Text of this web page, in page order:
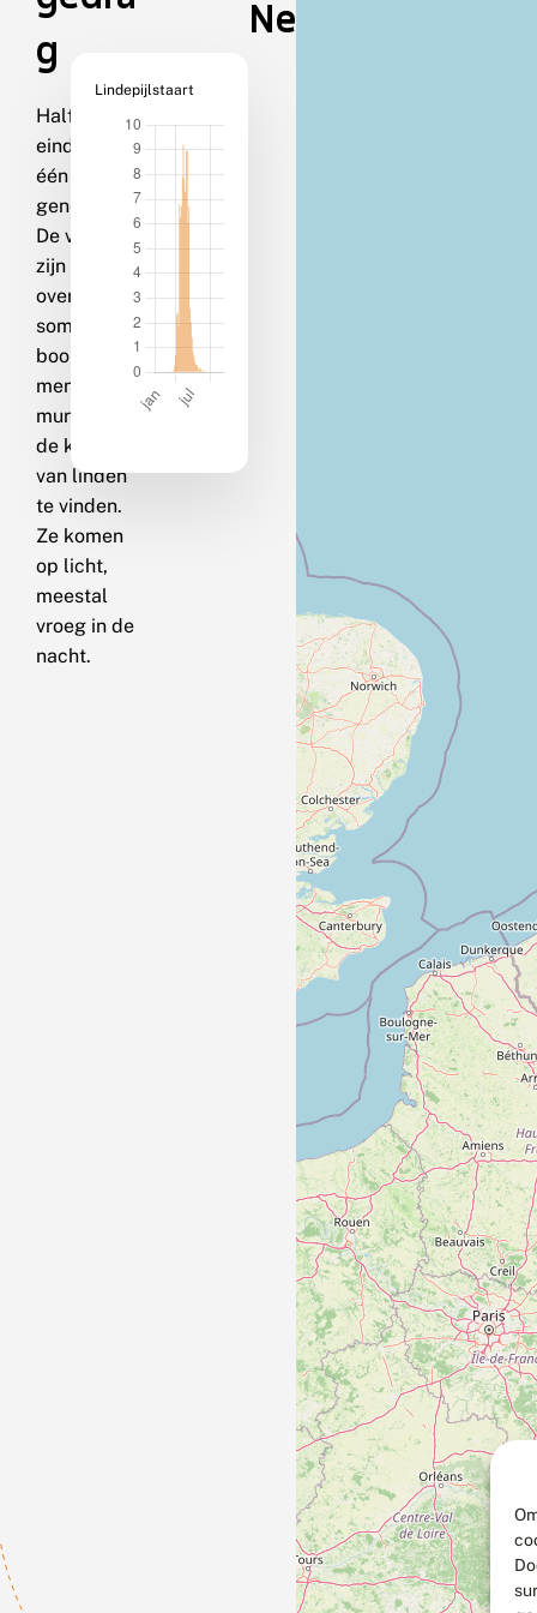
g
Half april-
eind juli in
één
generatie.
De vlinders
zijn
overdag
soms op
boomstam
men, op
muren of in
de kruin
van linden
te vinden.
Ze komen
op licht,
meestal
vroeg in de
nacht.
Lindepijlstaart
Nederland